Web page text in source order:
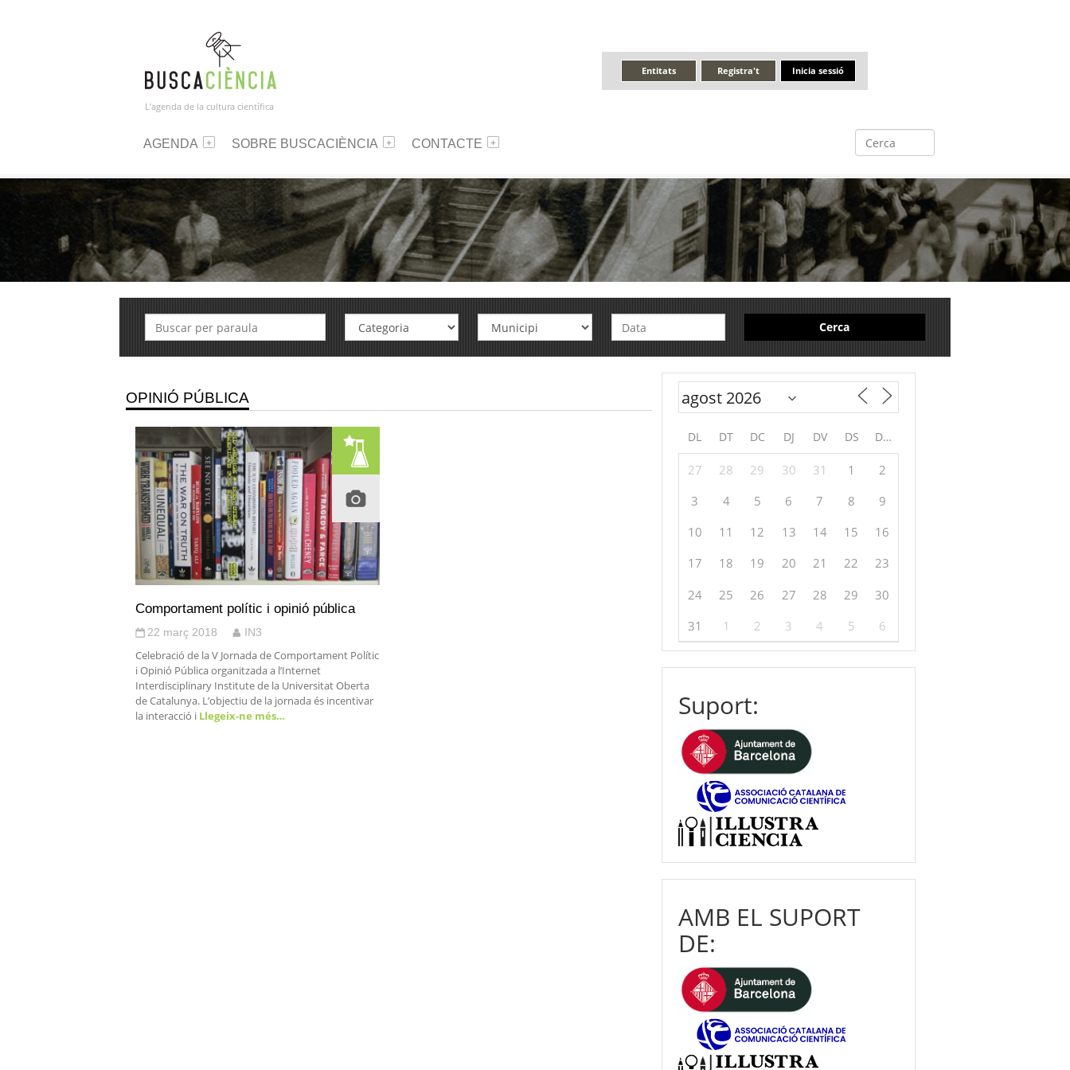
L’agenda de la cultura científica
Inicia sessió
Registra't
Entitats
AGENDA SOBRE BUSCACIÈNCIA CONTACTE
Cerca
OPINIÓ PÚBLICA
Comportament polític i opinió pública
22 març 2018 IN3
Celebració de la V Jornada de Comportament Polític
i Opinió Pública organitzada a l’Internet
Interdisciplinary Institute de la Universitat Oberta
de Catalunya. L’objectiu de la jornada és incentivar
la interacció i Llegeix-ne més…
DL DT DC DJ DV DS DG
27 28 29 30 31 1
2
3
4 5 6 7 8
9
10
11 12 13 14 15
16
17
18 19 20 21 22
23
24
25 26 27 28 29
30
31
1 2 3 4 5 6
Suport:
AMB EL SUPORT
DE: